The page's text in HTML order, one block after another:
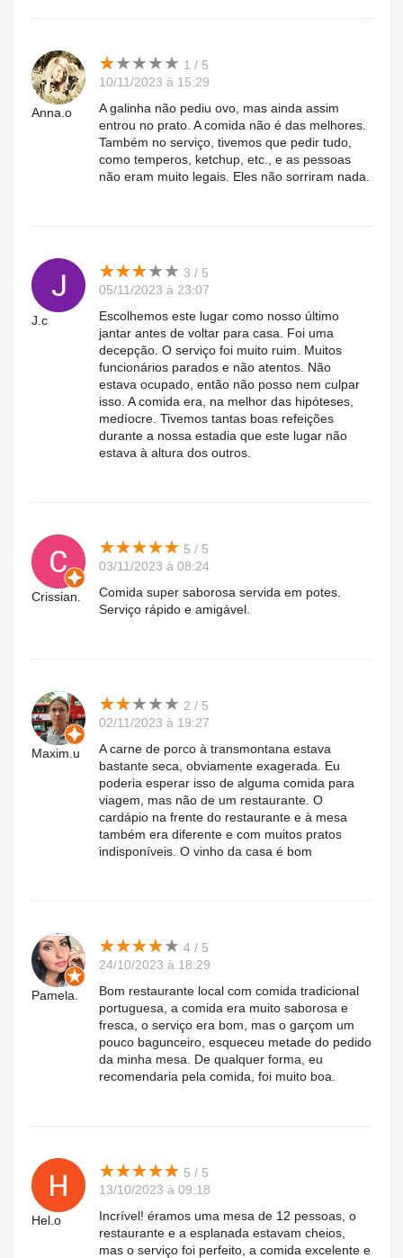
Anna.o
★★★★★
★★★★★ 1 / 5
10/11/2023 à 15:29
A galinha não pediu ovo, mas ainda assim
entrou no prato. A comida não é das melhores.
Também no serviço, tivemos que pedir tudo,
como temperos, ketchup, etc., e as pessoas
não eram muito legais. Eles não sorriram nada.
J.c
★★★★★
★★★★★ 3 / 5
05/11/2023 à 23:07
Escolhemos este lugar como nosso último
jantar antes de voltar para casa. Foi uma
decepção. O serviço foi muito ruim. Muitos
funcionários parados e não atentos. Não
estava ocupado, então não posso nem culpar
isso. A comida era, na melhor das hipóteses,
medíocre. Tivemos tantas boas refeições
durante a nossa estadia que este lugar não
estava à altura dos outros.
Crissian.
★★★★★
★★★★★ 5 / 5
03/11/2023 à 08:24
Comida super saborosa servida em potes.
Serviço rápido e amigável.
Maxim.u
★★★★★
★★★★★ 2 / 5
02/11/2023 à 19:27
A carne de porco à transmontana estava
bastante seca, obviamente exagerada. Eu
poderia esperar isso de alguma comida para
viagem, mas não de um restaurante. O
cardápio na frente do restaurante e à mesa
também era diferente e com muitos pratos
indisponíveis. O vinho da casa é bom
Pamela.
★★★★★
★★★★★ 4 / 5
24/10/2023 à 18:29
Bom restaurante local com comida tradicional
portuguesa, a comida era muito saborosa e
fresca, o serviço era bom, mas o garçom um
pouco bagunceiro, esqueceu metade do pedido
da minha mesa. De qualquer forma, eu
recomendaria pela comida, foi muito boa.
Hel.o
★★★★★
★★★★★ 5 / 5
13/10/2023 à 09:18
Incrível! éramos uma mesa de 12 pessoas, o
restaurante e a esplanada estavam cheios,
mas o serviço foi perfeito, a comida excelente e